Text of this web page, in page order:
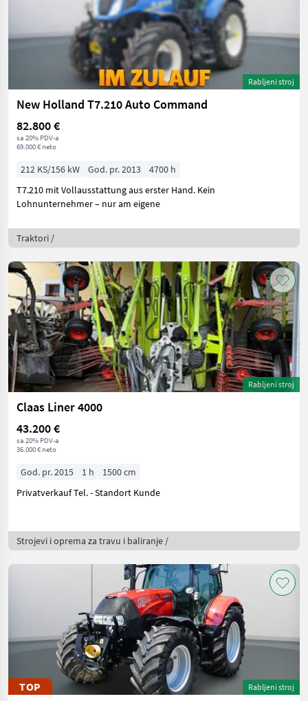
Rabljeni stroj
New Holland T7.210 Auto Command
82.800 €
sa 20% PDV-a
69.000 € neto
212 KS/156 kW God. pr. 2013
4700 h
T7.210 mit Vollausstattung aus erster Hand. Kein
Lohnunternehmer – nur am eigene
Traktori /
Rabljeni stroj
Claas Liner 4000
43.200 €
sa 20% PDV-a
36.000 € neto
God. pr. 2015 1 h
1500 cm
Privatverkauf Tel. - Standort Kunde
Strojevi i oprema za travu i baliranje /
TOP Rabljeni stroj